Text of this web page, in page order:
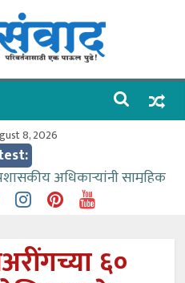
8, 2026
अधिकाऱ्यांनी सामुहिक
शिष्यवृत्तीस पात्र६०